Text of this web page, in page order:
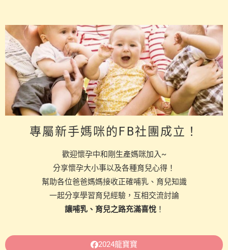
專屬新手媽咪的FB社團成立！
歡迎懷孕中和剛生產媽咪加入~
分享懷孕大小事以及各種育兒心得！
幫助各位爸爸媽媽接收正確哺乳、育兒知識
一起分享學習育兒經驗，互相交流討論
讓哺乳、育兒之路充滿喜悅！
2024龍寶寶